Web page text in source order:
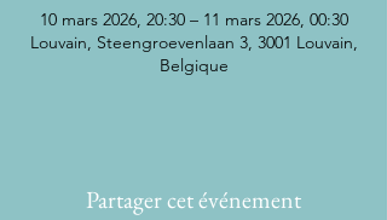
10 mars 2026, 20:30 – 11 mars 2026, 00:30
Louvain, Steengroevenlaan 3, 3001 Louvain,
Belgique
Partager cet événement